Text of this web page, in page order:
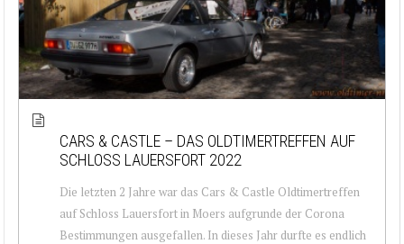
CARS & CASTLE – DAS OLDTIMERTREFFEN AUF
SCHLOSS LAUERSFORT 2022
Die letzten 2 Jahre war das Cars & Castle Oldtimertreffen
auf Schloss Lauersfort in Moers aufgrunde der Corona
Bestimmungen ausgefallen. In dieses Jahr durfte es endlich